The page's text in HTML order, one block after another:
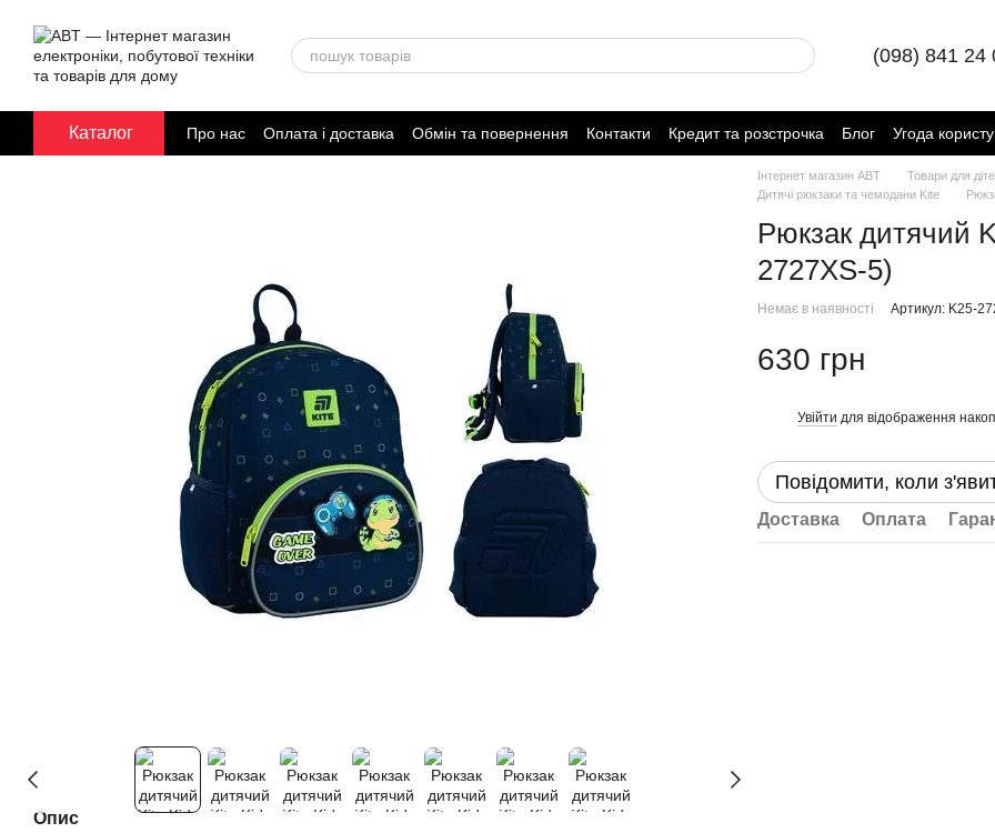
(098) 841 24
Каталог Про нас Оплата і доставка Обмін та повернення Контакти Кредит та розстрочка Блог
Угода
Договір публічної оферти
Опис
Інтернет магазин ABT
Товари для
Дитячі рюкзаки та чемодани Kite
Рюкзак дитячий
2727XS-5)
Немає в наявності Артикул: K25-
630 грн
Увійти для відображення
Повідомити, коли
Доставка Оплата